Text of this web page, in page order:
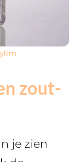
zout-
je zien